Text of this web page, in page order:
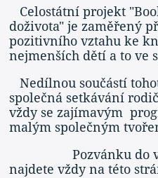
Celostátní projekt
doživota" je zaměřený
pozitivního vztahu ke
nejmenších dětí a to ve
Nedílnou součástí
společná setkávání
vždy se zajímavým
malým společným
Pozvánku do
najdete vždy na této